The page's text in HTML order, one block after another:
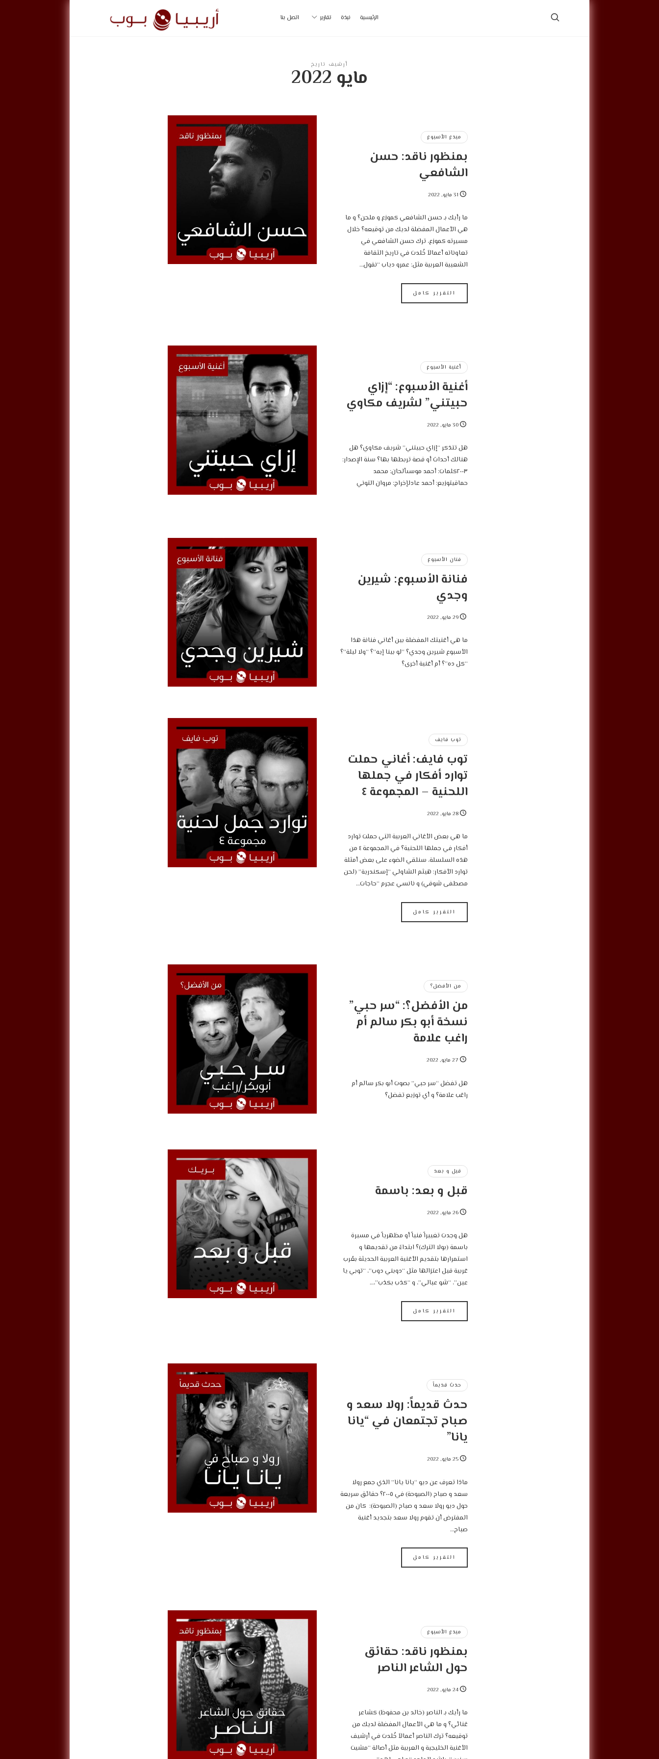
الرئيسية نبذة تقارير اتصل بنا
أريبيا
أرشيف تاريخ
مايو 2022
مبدع الأسبوع
بمنظور ناقد: حسن
الشافعي
31 مايو, 2022
‎ما رأيك بـ حسن الشافعي كموزع و ملحن؟ و ما
هي الأعمال المفضلة لديك من توقيعه؟ ‎خلال
مسيرته كموزع، ترك حسن الشافعي في
تعاوناته أعمالاً خُلدت في تاريخ الثقافة
الشعبية العربية مثل: عمرو دياب “نقول…
التقرير كامل
أغنية الأسبوع
أغنية الأسبوع: “إزاي
حبيتني” لشريف مكاوي
30 مايو, 2022
‎هل تتذكر “إزاي حبيتني” شريف مكاوي؟ هل
هنالك أحداث أو قصة تربطها بها؟ ‎سنة الإصدار:
٢٠٠٣‎كلمات: أحمد موسى‎ألحان: محمد
حماقي‎توزيع: أحمد عادل‎إخراج: مروان التوني
فنان الأسبوع
فنانة الأسبوع: شيرين
وجدي
29 مايو, 2022
‎ما هي أغنيتك المفضلة بين أغاني فنانة هذا
الأسبوع شيرين وجدي؟ ‎”لو بينا إيه”؟ “ولا ليلة”؟
“كل ده”؟ أم أغنية أخرى؟
توب فايف
توب فايف: أغاني حملت
توارد أفكار في جملها
اللحنية – المجموعة ٤
28 مايو, 2022
‎ما هي بعض الأغاني العربية التي حملت توارد
أفكار في جملها اللحنية؟ في المجموعة ٤ من
هذه السلسلة، سنلقي الضوء على بعض أمثلة
توارد الأفكار: ‎هيثم الشاولي “إسكندرية” (لحن
مصطفى شوقي) و نانسي عجرم “حاجات…
التقرير كامل
من الأفضل؟
من الأفضل؟: “سر حبي”
نسخة أبو بكر سالم أم
راغب علامة
27 مايو, 2022
‎هل تفضل “سر حبي” بصوت أبو بكر سالم أم
راغب علامة؟ و أي توزيع تفضل؟
قبل و بعد
قبل و بعد: باسمة
26 مايو, 2022
‎هل وجدت تغييراً فنياً أو مظهرياً في مسيرة
باسمة (بولا الترك)؟ ‎ابتداءً من تقديمها و
استمرارها بتقديم الأغنية العربية الحديثة بعُرب
غربية قبل اعتزالها مثل “دوبني دوب”، “توبي يا
عين”، “شو عبالي”، و “كذب بكذب”،…
التقرير كامل
حدث قديماً
حدث قديماً: رولا سعد و
صباح تجتمعان في “يانا
يانا”
25 مايو, 2022
‎ماذا تعرف عن ديو “يانا يانا” الذي جمع رولا
سعد و صباح (الصبوحة) في ٢٠٠٥؟ ‎حقائق سريعة
حول ديو رولا سعد و صباح (الصبوحة): ‎ كان من
المفترض أن تقوم رولا سعد بتجديد أغنية
صباح…
التقرير كامل
مبدع الأسبوع
بمنظور ناقد: حقائق
حول الشاعر الناصر
24 مايو, 2022
‎ما رأيك بـ الناصر (خالد بن محفوظ) كشاعر
غنائي؟ و ما هي الأعمال المفضلة لديك من
توقيعه؟ ‎ترك الناصر أعمالاً خُلدت في أرشيف
الأغنية الخليجية و العربية مثل أصالة “مشيت